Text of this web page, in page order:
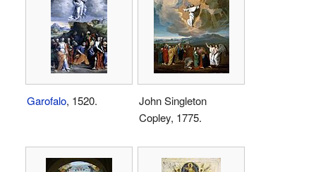
Garofalo, 1520.
John Singleton
Copley, 1775.